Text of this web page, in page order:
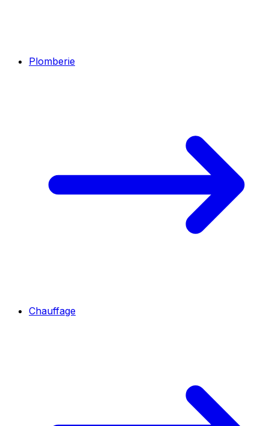
Plomberie
Chauffage